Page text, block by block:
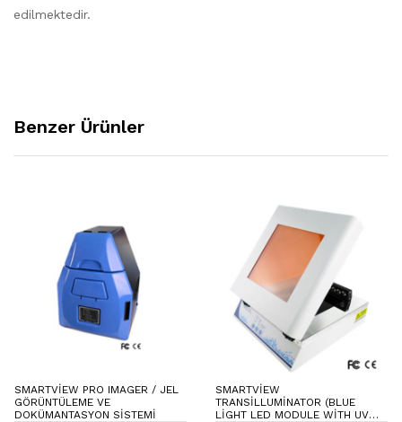
edilmektedir.
Benzer Ürünler
SMARTVIEW PRO IMAGER / JEL
GÖRÜNTÜLEME VE
DOKÜMANTASYON SISTEMI
SMARTVIEW
TRANSILLUMINATOR (BLUE
LIGHT LED MODULE WITH UV